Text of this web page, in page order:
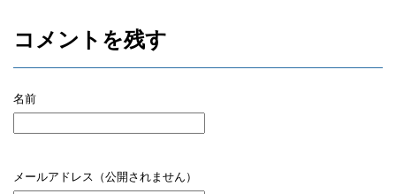
コメントを残す
名前
メールアドレス（公開されません）